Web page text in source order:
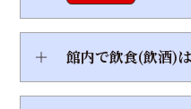
＋ 館内で飲食(飲酒)